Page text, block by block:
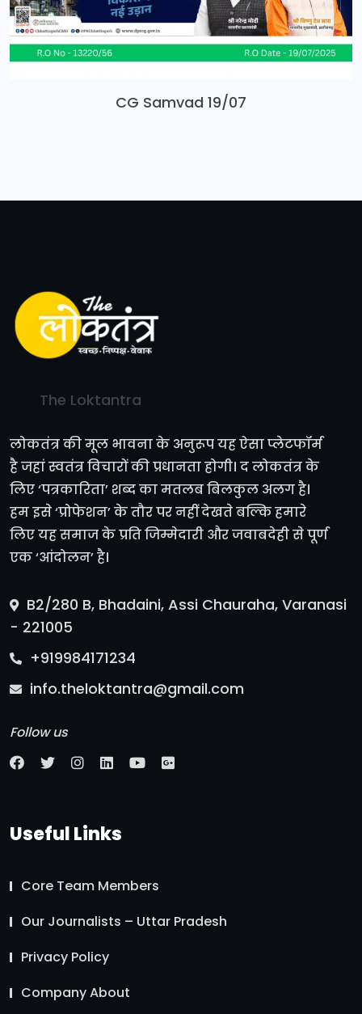
CG Samvad 19/07
The Loktantra
लोकतंत्र की मूल भावना के अनुरूप यह ऐसा प्लेटफॉर्म
है जहां स्वतंत्र विचारों की प्रधानता होगी। द लोकतंत्र के
लिए ‘पत्रकारिता’ शब्द का मतलब बिलकुल अलग है।
हम इसे ‘प्रोफेशन’ के तौर पर नहीं देखते बल्कि हमारे
लिए यह समाज के प्रति जिम्मेदारी और जवाबदेही से पूर्ण
एक ‘आंदोलन’ है।
B2/280 B, Bhadaini, Assi Chauraha, Varanasi
- 221005
+919984171234
info.theloktantra@gmail.com
Follow us
Useful Links
Core Team Members
Our Journalists – Uttar Pradesh
Privacy Policy
Company About